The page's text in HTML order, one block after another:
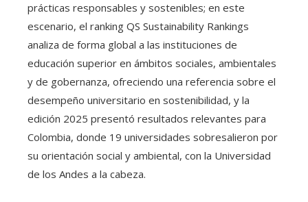
prácticas responsables y sostenibles; en este
escenario, el ranking QS Sustainability Rankings
analiza de forma global a las instituciones de
educación superior en ámbitos sociales, ambientales
y de gobernanza, ofreciendo una referencia sobre el
desempeño universitario en sostenibilidad, y la
edición 2025 presentó resultados relevantes para
Colombia, donde 19 universidades sobresalieron por
su orientación social y ambiental, con la Universidad
de los Andes a la cabeza.